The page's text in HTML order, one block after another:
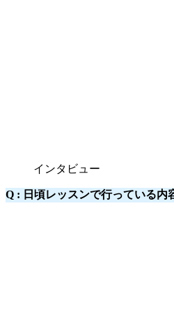
インタビュー
Q : 日頃レッスンで行っている内